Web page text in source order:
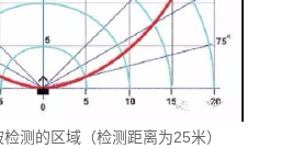
测的区域（检测距离为25米）